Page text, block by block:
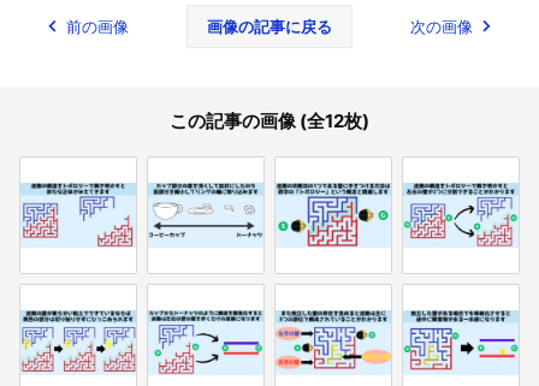
前の画像 画像の記事に戻る 次の画像
この記事の画像 (全12枚)